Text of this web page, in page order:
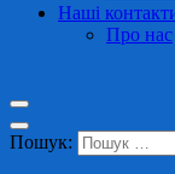
Наші
Про нас
Пошук: